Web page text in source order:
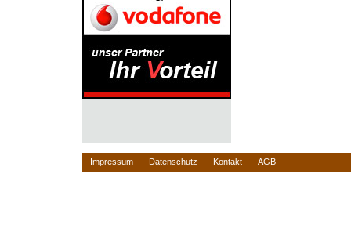
Impressum Datenschutz Kontakt AGB